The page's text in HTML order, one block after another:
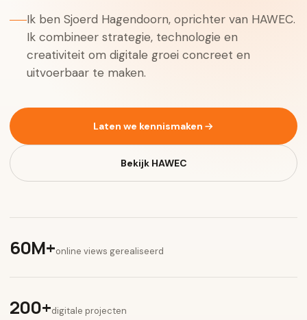
Ik ben Sjoerd Hagendoorn, oprichter van HAWEC.
Ik combineer strategie, technologie en
creativiteit om digitale groei concreet en
uitvoerbaar te maken.
Laten we kennismaken
Bekijk HAWEC
60M+online views gerealiseerd
200+digitale projecten